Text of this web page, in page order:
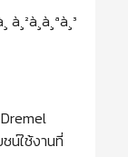
น์ใช้งานที่